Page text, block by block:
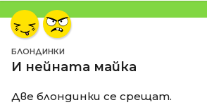
БЛОНДИНКИ
И нейната майка
Две блондинки се срещат.